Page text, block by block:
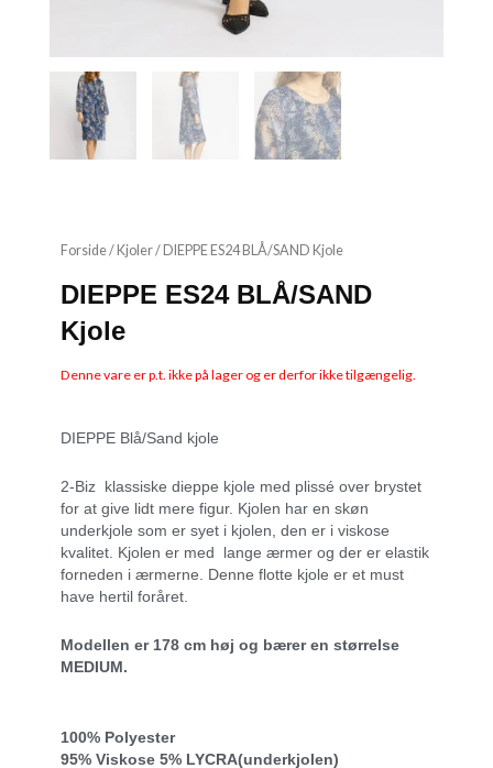
Forside/ Kjoler/ DIEPPE ES24 BLÅ/SAND Kjole
DIEPPE ES24 BLÅ/SAND
Kjole
Denne vare er p.t. ikke på lager og er derfor ikke tilgængelig.
DIEPPE Blå/Sand kjole
2-Biz klassiske dieppe kjole med plissé over brystet
for at give lidt mere figur. Kjolen har en skøn
underkjole som er syet i kjolen, den er i viskose
kvalitet. Kjolen er med lange ærmer og der er elastik
forneden i ærmerne. Denne flotte kjole er et must
have hertil foråret.
Modellen er 178 cm høj og bærer en størrelse
MEDIUM.
100% Polyester
95% Viskose 5% LYCRA(underkjolen)